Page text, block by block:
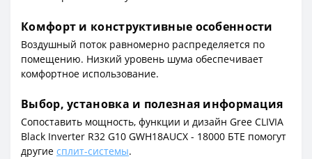
Комфорт и конструктивные особенности
Воздушный поток равномерно распределяется по
помещению. Низкий уровень шума обеспечивает
комфортное использование.
Выбор, установка и полезная информация
Сопоставить мощность, функции и дизайн Gree CLIVIA
Black Inverter R32 G10 GWH18AUCX - 18000 БТЕ помогут
другие сплит-системы.